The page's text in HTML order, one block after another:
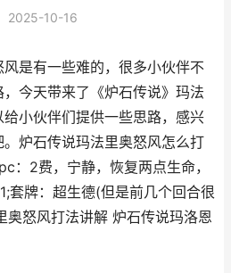
2025-10-16
是有一些难的，很多小伙伴不
今天带来了《炉石传说》玛法
小伙伴们提供一些思路，感兴
炉石传说玛法里奥怒风怎么打
：2费，宁静，恢复两点生命，
套牌：超生德(但是前几个回合很
奥怒风打法讲解 炉石传说玛洛恩